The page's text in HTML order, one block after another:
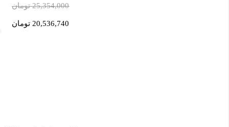
25,354,000 تومان
20,536,740 تومان